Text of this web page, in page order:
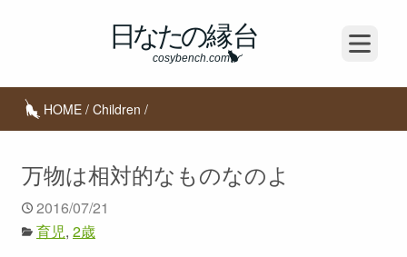
Open
HOME / Children /
万物は相対的なものなのよ
2016/07/21
育児 2歳